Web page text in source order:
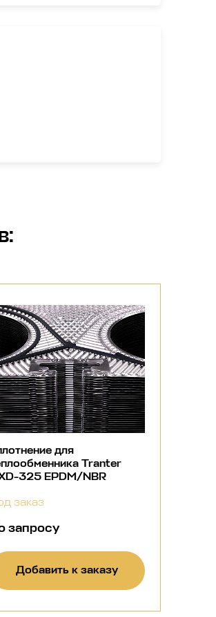
:
для
Tranter
325 EPDM/NBR
заказ
запросу
Добавить к заказу